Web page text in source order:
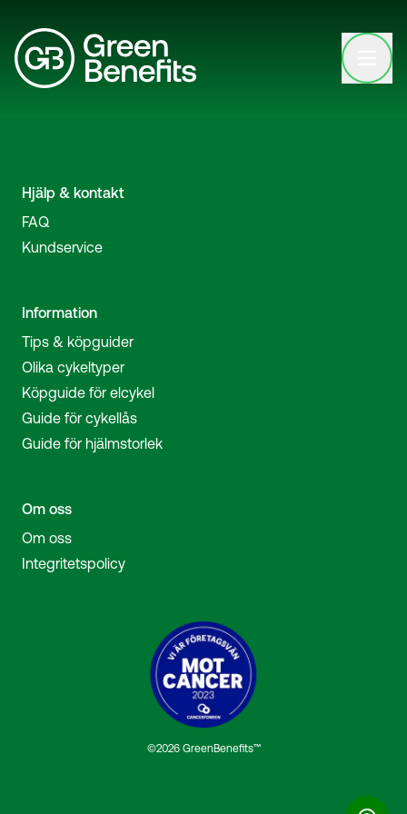
Open
Hjälp & kontakt
FAQ
Kundservice
Information
Tips & köpguider
Olika cykeltyper
Köpguide för elcykel
Guide för cykellås
Guide för hjälmstorlek
Om oss
Om oss
Integritetspolicy
©2026 GreenBenefits™